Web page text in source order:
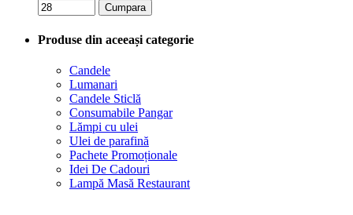
Cumpara
Produse din aceeași categorie
Candele
Lumanari
Candele Sticlă
Consumabile Pangar
Lămpi cu ulei
Ulei de parafină
Pachete Promoționale
Idei De Cadouri
Lampă Masă Restaurant